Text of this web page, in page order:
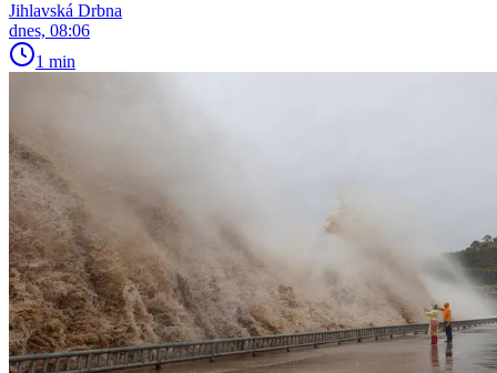
Jihlavská Drbna
dnes, 08:06
1 min